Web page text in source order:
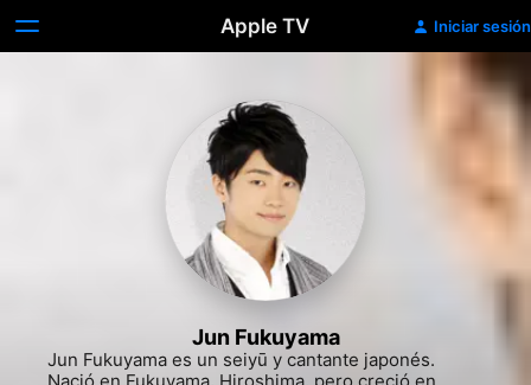
Apple TV Iniciar sesión
Jun Fukuyama
Jun Fukuyama es un seiyū y cantante japonés.